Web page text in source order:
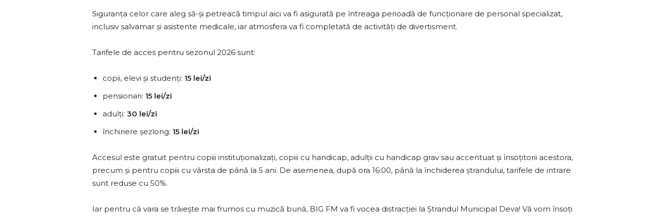
Siguranța celor care aleg să-și petreacă timpul aici va fi asigurată pe întreaga perioadă de funcționare de personal specializat,
inclusiv salvamar și asistente medicale, iar atmosfera va fi completată de activități de divertisment.
Tarifele de acces pentru sezonul 2026 sunt:
copii, elevi și studenți: 15 lei/zi
pensionari: 15 lei/zi
adulți: 30 lei/zi
închiriere șezlong: 15 lei/zi
Accesul este gratuit pentru copiii instituționalizați, copiii cu handicap, adulții cu handicap grav sau accentuat și însoțitorii acestora,
precum și pentru copiii cu vârsta de până la 5 ani. De asemenea, după ora 16:00, până la închiderea ștrandului, tarifele de intrare
sunt reduse cu 50%.
Iar pentru că vara se trăiește mai frumos cu muzică bună, BIG FM va fi vocea distracției la Ștrandul Municipal Deva! Vă vom însoți